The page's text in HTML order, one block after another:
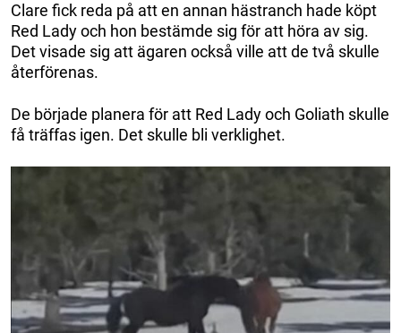
Clare fick reda på att en annan hästranch hade köpt
Red Lady och hon bestämde sig för att höra av sig.
Det visade sig att ägaren också ville att de två skulle
återförenas.
De började planera för att Red Lady och Goliath skulle
få träffas igen. Det skulle bli verklighet.